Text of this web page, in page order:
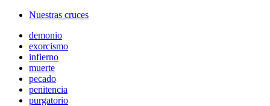
Nuestras cruces
demonio
exorcismo
infierno
muerte
pecado
penitencia
purgatorio